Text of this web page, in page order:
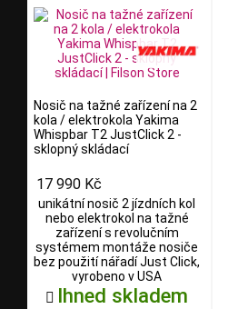
Nosič na tažné zařízení na 2
kola / elektrokola Yakima
Whispbar T2 JustClick 2 -
sklopný skládací
17 990 Kč
unikátní nosič 2 jízdních kol
nebo elektrokol na tažné
zařízení s revolučním
systémem montáže nosiče
bez použití nářadí Just Click,
vyrobeno v USA
 Ihned skladem